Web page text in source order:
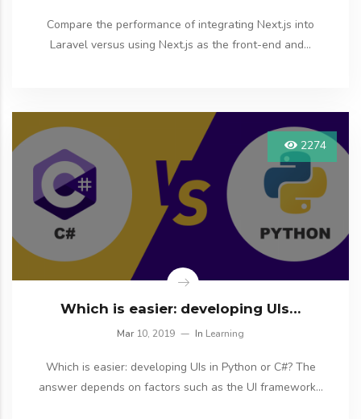
Compare the performance of integrating Next.js into
Laravel versus using Next.js as the front-end and…
2274
Which is easier: developing UIs…
Mar10, 2019 In Learning
Which is easier: developing UIs in Python or C#? The
answer depends on factors such as the UI framework…